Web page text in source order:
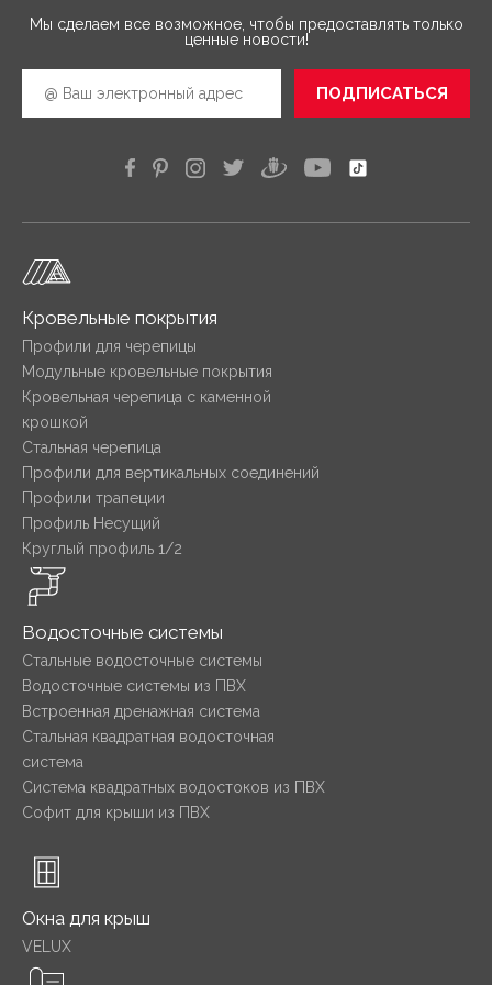
Мы сделаем все возможное, чтобы предоставлять только
ценные новости!
ПОДПИСАТЬСЯ
Кровельные покрытия
Профили для черепицы
Модульные кровельные покрытия
Кровельная черепица с каменной
крошкой
Стальная черепица
Профили для вертикальных соединений
Профили трапеции
Профиль Несущий
Круглый профиль 1/2
Водосточные системы
Стальные водосточные системы
Водосточные системы из ПВХ
Встроенная дренажная система
Стальная квадратная водосточная
система
Система квадратных водостоков из ПВХ
Софит для крыши из ПВХ
Окна для крыш
VELUX